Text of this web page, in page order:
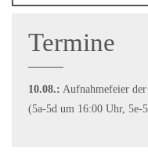
Termine
10.08.: Aufnahmefeier
(5a-5d um 16:00 Uhr, 5e-